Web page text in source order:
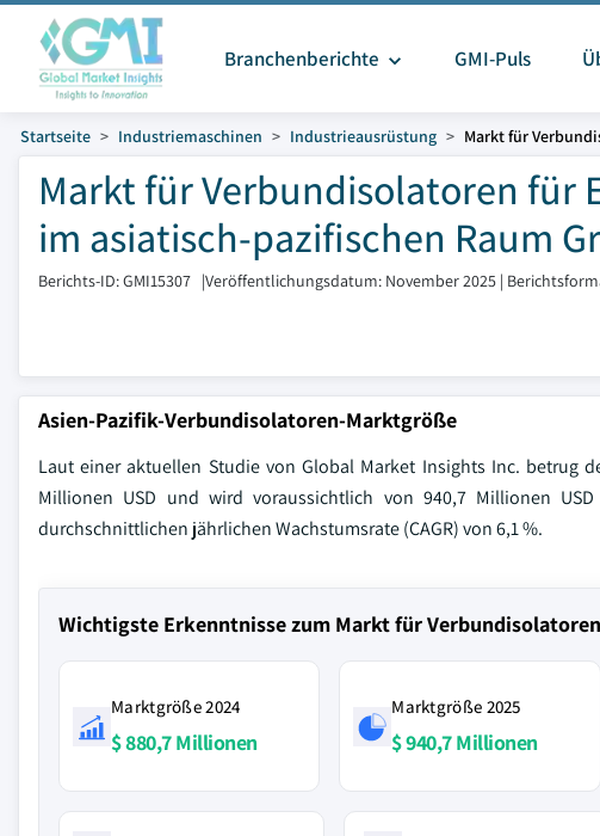
Branchenberichte GMI-Puls
Startseite Industriemaschinen Industrieausrüstung Markt für
Markt für Verbundisolatoren für
im asiatisch-pazifischen Raum
Berichts-ID: GMI15307 |Veröffentlichungsdatum: November 2025 |
Asien-Pazifik-Verbundisolatoren-Marktgröße
Laut einer aktuellen Studie von Global Market Insights Inc. betrug
Millionen USD und wird voraussichtlich von 940,7 Millionen
durchschnittlichen jährlichen Wachstumsrate (CAGR) von 6,1 %.
Wichtigste Erkenntnisse zum Markt für
Marktgröße 2024
$ 880,7 Millionen
Marktgröße 2025
$ 940,7 Millionen